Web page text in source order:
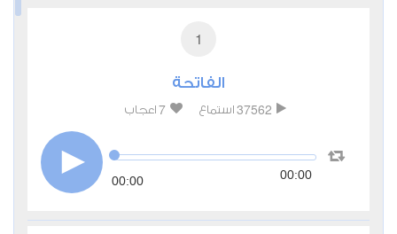
1
الفاتحة
37562 استماع 7 اعجاب
00:00 00:00